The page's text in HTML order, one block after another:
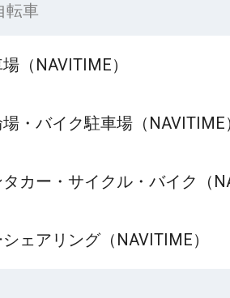
転車
（NAVITIME）
・バイク駐車場（NAVITIME
タカー・サイクル・バイク（
ェアリング（NAVITIME）